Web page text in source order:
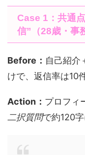
Case 1：共通
信”（28歳・事
Before： 自己紹介
けで、返信率は10
Action： プロフィ
二択質問で約120字